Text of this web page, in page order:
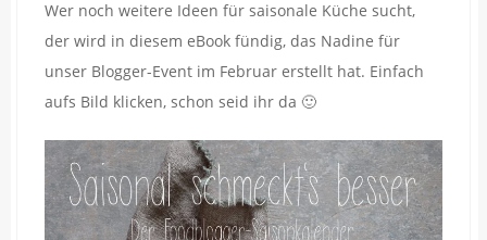
Wer noch weitere Ideen für saisonale Küche sucht,
der wird in diesem eBook fündig, das Nadine für
unser Blogger-Event im Februar erstellt hat. Einfach
aufs Bild klicken, schon seid ihr da 🙂